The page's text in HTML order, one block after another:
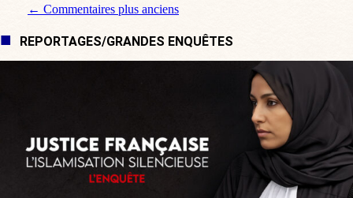
Navigation de commentaire
← Commentaires plus anciens
REPORTAGES/GRANDES ENQUÊTES